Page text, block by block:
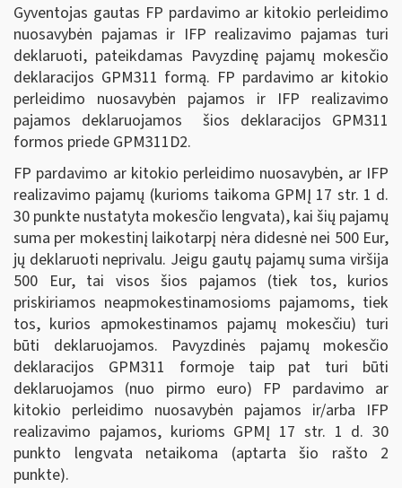
Gyventojas gautas FP pardavimo ar kitokio perleidimo
nuosavybėn pajamas ir IFP realizavimo pajamas turi
deklaruoti, pateikdamas Pavyzdinę pajamų mokesčio
deklaracijos GPM311 formą. FP pardavimo ar kitokio
perleidimo nuosavybėn pajamos ir IFP realizavimo
pajamos deklaruojamos šios deklaracijos GPM311
formos priede GPM311D2.
FP pardavimo ar kitokio perleidimo nuosavybėn, ar IFP
realizavimo pajamų (kurioms taikoma GPMĮ 17 str. 1 d.
30 punkte nustatyta mokesčio lengvata), kai šių pajamų
suma per mokestinį laikotarpį nėra didesnė nei 500 Eur,
jų deklaruoti neprivalu. Jeigu gautų pajamų suma viršija
500 Eur, tai visos šios pajamos (tiek tos, kurios
priskiriamos neapmokestinamosioms pajamoms, tiek
tos, kurios apmokestinamos pajamų mokesčiu) turi
būti deklaruojamos. Pavyzdinės pajamų mokesčio
deklaracijos GPM311 formoje taip pat turi būti
deklaruojamos (nuo pirmo euro) FP pardavimo ar
kitokio perleidimo nuosavybėn pajamos ir/arba IFP
realizavimo pajamos, kurioms GPMĮ 17 str. 1 d. 30
punkto lengvata netaikoma (aptarta šio rašto 2
punkte).